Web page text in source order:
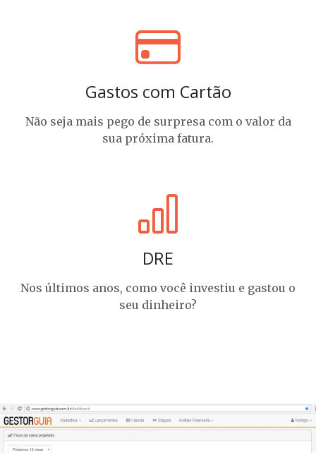
Gastos com Cartão
Não seja mais pego de surpresa com o valor da
sua próxima fatura.
DRE
Nos últimos anos, como você investiu e gastou o
seu dinheiro?